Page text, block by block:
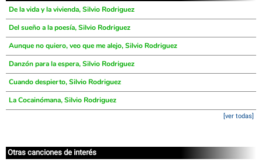
De la vida y la vivienda, Silvio Rodriguez
Del sueño a la poesía, Silvio Rodriguez
Aunque no quiero, veo que me alejo, Silvio Rodriguez
Danzón para la espera, Silvio Rodriguez
Cuando despierto, Silvio Rodriguez
La Cocainómana, Silvio Rodriguez
[ver todas]
Otras canciones de interés